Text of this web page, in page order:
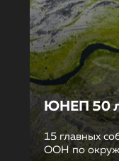
ЮНЕП 50
15 главных
ООН по